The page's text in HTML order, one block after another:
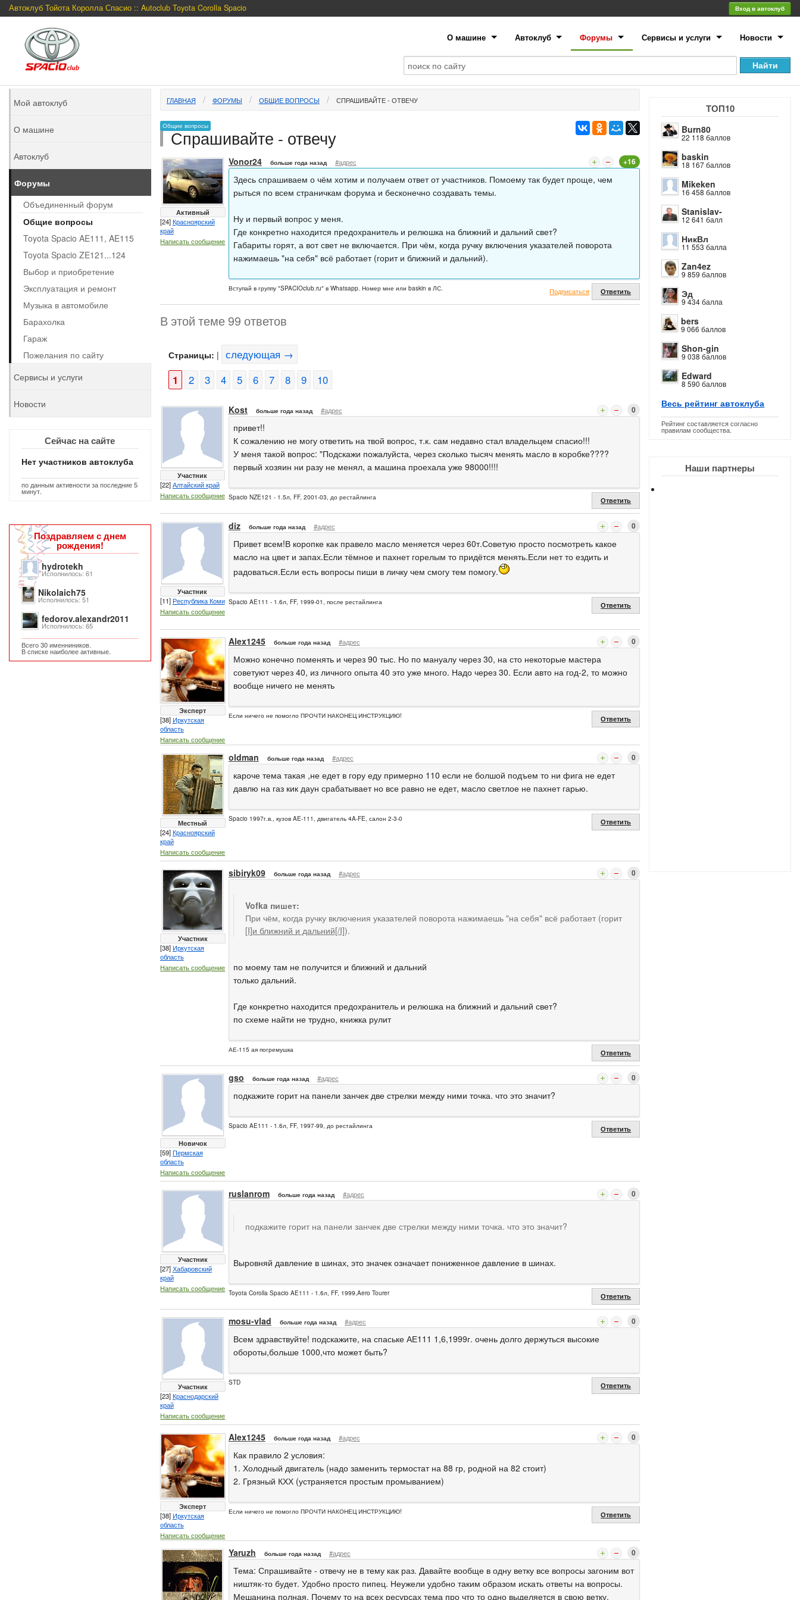
Автоклуб Тойота Королла Спасио :: Autoclub Toyota Corolla Spacio Вход в автоклуб
О машине Автоклуб Форумы Сервисы и услуги Новости
ТОП10
Burn80
22 118 баллов
baskin
18 167 баллов
Mikeken
16 458 баллов
Stanislav-
12 641 балл
НикВл
11 553 балла
Zan4ez
9 859 баллов
Эд
9 434 балла
bers
9 066 баллов
Shon-gin
9 038 баллов
Edward
8 590 баллов
Весь рейтинг автоклуба
Рейтинг составляется согласно
правилам сообщества.
Наши партнеры
ГЛАВНАЯ ФОРУМЫ ОБЩИЕ ВОПРОСЫ СПРАШИВАЙТЕ - ОТВЕЧУ
Общие вопросы
Спрашивайте - отвечу
Активный
[24]Красноярский
край
Написать сообщение
Vonor24 больше года назад #адрес +16
Здесь спрашиваем о чём хотим и получаем ответ от участников. Помоему так будет проще, чем
рыться по всем страничкам форума и бесконечно создавать темы.
Ну и первый вопрос у меня.
Где конкретно находится предохранитель и релюшка на ближний и дальний свет?
Габариты горят, а вот свет не включается. При чём, когда ручку включения указателей поворота
нажимаешь "на себя" всё работает (горит и ближний и дальний).
Вступай в группу "SPACIOclub.ru" в Whatsapp. Номер мне или baskin в ЛС. Подписаться Ответить
В этой теме 99 ответов
Страницы: | следующая →
1
2 3 4 5 6 7 8 9 10
Участник
[22]Алтайский край
Написать сообщение
Kost больше года назад #адрес 0
привет!!
К сожалению не могу ответить на твой вопрос, т.к. сам недавно стал владельцем спасио!!!
У меня такой вопрос: "Подскажи пожалуйста, через сколько тысяч менять масло в коробке????
первый хозяин ни разу не менял, а машина проехала уже 98000!!!!
Spacio NZE121 - 1.5л, FF, 2001-03, до рестайлинга Ответить
Участник
[11]Республика Коми
Написать сообщение
diz больше года назад #адрес 0
Привет всем!В коропке как правело масло меняется через 60т.Советую просто посмотреть какое
масло на цвет и запах.Если тёмное и пахнет горелым то придётся менять.Если нет то ездить и
радоваться.Если есть вопросы пиши в личку чем смогу тем помогу.
Spacio AE111 - 1.6л, FF, 1999-01, после рестайлинга Ответить
Эксперт
[38]Иркутская
область
Написать сообщение
Alex1245 больше года назад #адрес 0
Можно конечно поменять и через 90 тыс. Но по мануалу через 30, на сто некоторые мастера
советуют через 40, из личного опыта 40 это уже много. Надо через 30. Если авто на год-2, то можно
вообще ничего не менять
Если ничего не помогло ПРОЧТИ НАКОНЕЦ ИНСТРУКЦИЮ! Ответить
Местный
[24]Красноярский
край
Написать сообщение
oldman больше года назад #адрес 0
кароче тема такая ,не едет в гору еду примерно 110 если не болшой подъем то ни фига не едет
давлю на газ кик даун срабатывает но все равно не едет, масло светлое не пахнет гарью.
Spacio 1997г.в., кузов AE-111, двигатель 4A-FE, салон 2-3-0 Ответить
Участник
[38]Иркутская
область
Написать сообщение
sibiryk09 больше года назад #адрес 0
Vofka пишет:
При чём, когда ручку включения указателей поворота нажимаешь "на себя" всё работает (горит
[I]и ближний и дальний[/I]).
по моему там не получится и ближний и дальний
только дальний.
Где конкретно находится предохранитель и релюшка на ближний и дальний свет?
по схеме найти не трудно, книжка рулит
АЕ-115 ая погремушка Ответить
Новичок
[59]Пермская
область
Написать сообщение
gso больше года назад #адрес 0
подкажите горит на панели занчек две стрелки между ними точка. что это значит?
Spacio AE111 - 1.6л, FF, 1997-99, до рестайлинга Ответить
Участник
[27]Хабаровский
край
Написать сообщение
ruslanrom больше года назад #адрес 0
подкажите горит на панели занчек две стрелки между ними точка. что это значит?
Выровняй давление в шинах, это значек означает пониженное давление в шинах.
Toyota Corolla Spacio AE111 - 1.6л, FF, 1999,Aero Tourer Ответить
Участник
[23]Краснодарский
край
Написать сообщение
mosu-vlad больше года назад #адрес 0
Всем здравствуйте! подскажите, на спаське АЕ111 1,6,1999г. очень долго держуться высокие
обороты,больше 1000,что может быть?
STD Ответить
Эксперт
[38]Иркутская
область
Написать сообщение
Alex1245 больше года назад #адрес 0
Как правило 2 условия:
1. Холодный двигатель (надо заменить термостат на 88 гр, родной на 82 стоит)
2. Грязный КХХ (устраняется простым промыванием)
Если ничего не помогло ПРОЧТИ НАКОНЕЦ ИНСТРУКЦИЮ! Ответить
Yaruzh больше года назад #адрес 0
Тема: Спрашивайте - отвечу не в тему как раз. Давайте вообще в одну ветку все вопросы загоним вот
ништяк-то будет. Удобно просто пипец. Неужели удобно таким образом искать ответы на вопросы.
Мешанина полная. Почему то на всех ресурсах тема про что то одно выделяется в свою ветку.
Мой автоклуб
О машине
Автоклуб
Форумы
Объединенный форум
Общие вопросы
Toyota Spacio AE111, AE115
Toyota Spacio ZE121...124
Выбор и приобретение
Эксплуатация и ремонт
Музыка в автомобиле
Барахолка
Гараж
Пожелания по сайту
Сервисы и услуги
Новости
Сейчас на сайте
Нет участников автоклуба
по данным активности за последние 5
минут.
Поздравляем с днем
рождения!
hydrotekh
Исполнилось: 61
Nikolaich75
Исполнилось: 51
fedorov.alexandr2011
Исполнилось: 65
Всего 30 именниников.
В списке наиболее активные.